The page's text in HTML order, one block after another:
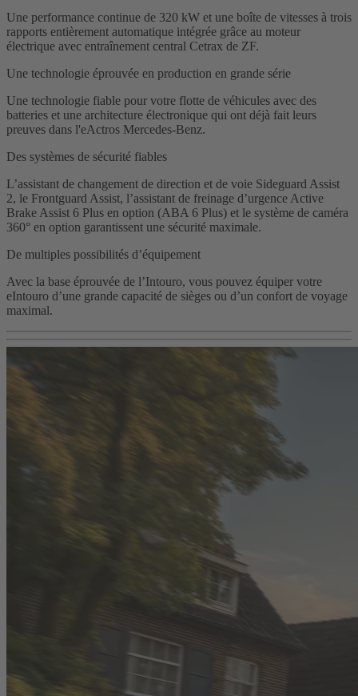
Une performance continue de 320 kW et une boîte de vitesses à trois
rapports entièrement automatique intégrée grâce au moteur
électrique avec entraînement central Cetrax de ZF.
Une technologie éprouvée en production en grande série
Une technologie fiable pour votre flotte de véhicules avec des
batteries et une architecture électronique qui ont déjà fait leurs
preuves dans l'eActros Mercedes-Benz.
Des systèmes de sécurité fiables
L’assistant de changement de direction et de voie Sideguard Assist
2, le Frontguard Assist, l’assistant de freinage d’urgence Active
Brake Assist 6 Plus en option (ABA 6 Plus) et le système de caméra
360° en option garantissent une sécurité maximale.
De multiples possibilités d’équipement
Avec la base éprouvée de l’Intouro, vous pouvez équiper votre
eIntouro d’une grande capacité de sièges ou d’un confort de voyage
maximal.